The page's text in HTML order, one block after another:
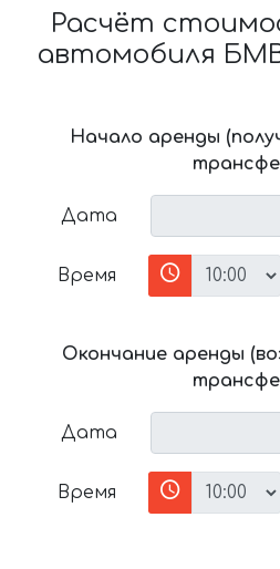
Расчёт
автомобиля
Начало аренды
Дата
Время
Окончание аренды
Дата
Время